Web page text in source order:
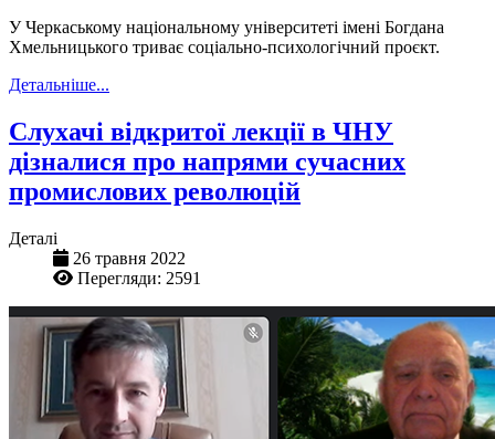
У Черкаському національному університеті імені Богдана
Хмельницького триває соціально-психологічний проєкт.
Детальніше...
Слухачі відкритої лекції в ЧНУ
дізналися про напрями сучасних
промислових революцій
Деталі
26 травня 2022
Перегляди: 2591